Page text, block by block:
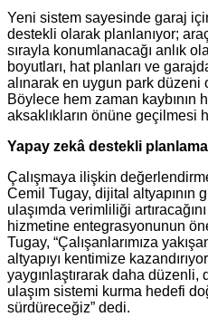
Yeni sistem sayesinde garaj
destekli olarak planlanıyor;
sırayla konumlanacağı anlık
boyutları, hat planları ve
alınarak en uygun park
Böylece hem zaman kaybının
aksaklıkların önüne geçilmesi
Yapay zekâ destekli
Çalışmaya ilişkin
Cemil Tugay, dijital altyapının
ulaşımda verimliliği
hizmetine entegrasyonunun
Tugay, “Çalışanlarımıza
altyapıyı kentimize
yaygınlaştırarak daha
ulaşım sistemi kurma hedefi
sürdüreceğiz” dedi.